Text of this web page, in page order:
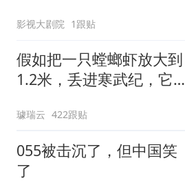
影视大剧院 1跟贴
假如把一只螳螂虾放大到
1.2米，丢进寒武纪，它能
璩瑞云 422跟贴
055被击沉了，但中国笑
了